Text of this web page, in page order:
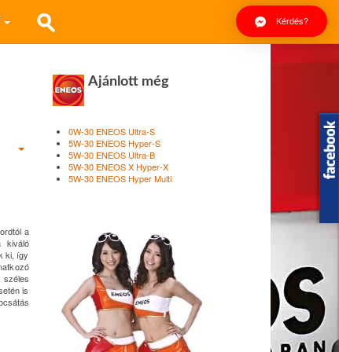
Kérdés?
a
kiváló
ki, így
széles
is
Ajánlott még
0W-30 ENEOS Ultra-S
5W-30 ENEOS Hyper-S
5W-30 ENEOS Ultra-B
5W-30 ENEOS X Hyper-X
5W-30 ENEOS Hyper Multi